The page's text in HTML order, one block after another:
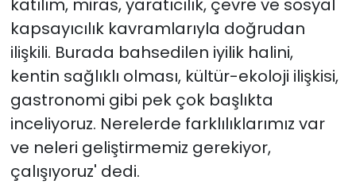
katılım, miras, yaratıcılık, çevre ve sosyal
kapsayıcılık kavramlarıyla doğrudan
ilişkili. Burada bahsedilen iyilik halini,
kentin sağlıklı olması, kültür-ekoloji ilişkisi,
gastronomi gibi pek çok başlıkta
inceliyoruz. Nerelerde farklılıklarımız var
ve neleri geliştirmemiz gerekiyor,
çalışıyoruz' dedi.